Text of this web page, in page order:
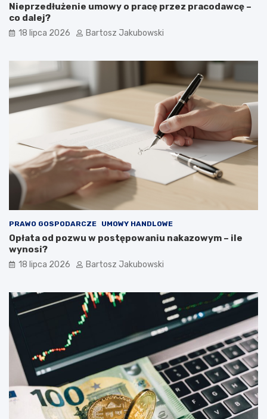
Nieprzedłużenie umowy o pracę przez pracodawcę –
co dalej?
18 lipca 2026 Bartosz Jakubowski
PRAWO GOSPODARCZE UMOWY HANDLOWE
Opłata od pozwu w postępowaniu nakazowym – ile
wynosi?
18 lipca 2026 Bartosz Jakubowski